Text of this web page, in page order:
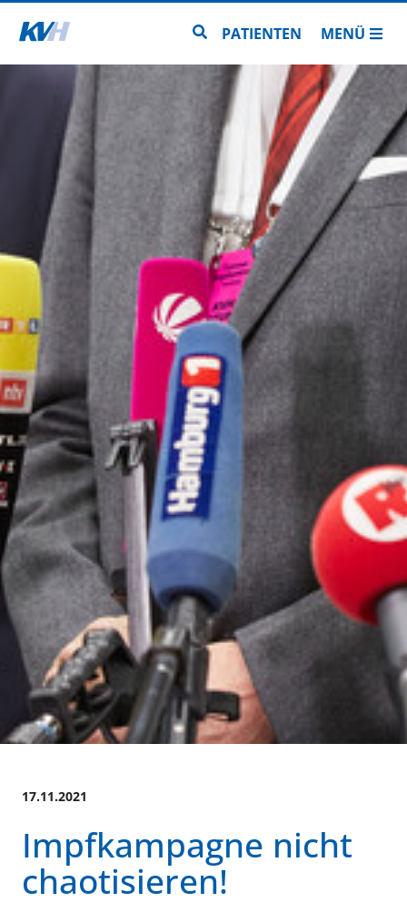
Zur Startseite Zur Seitensuche
PATIENTEN MENÜ
17.11.2021
Impfkampagne nicht
chaotisieren!